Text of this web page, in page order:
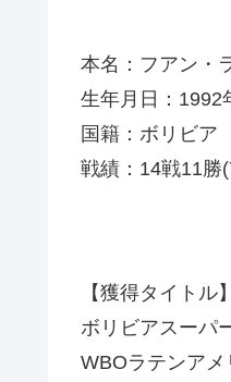
本名：フアン・
生年月日：1992
国籍：ボリビア
戦績：14戦11勝
【獲得タイトル】
ボリビアスーパ
WBOラテンア